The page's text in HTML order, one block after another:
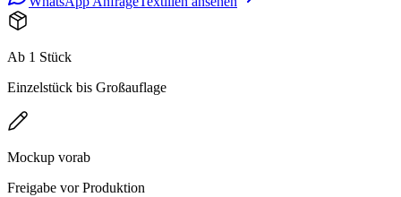
Ab 1 Stück
Einzelstück bis Großauflage
Mockup vorab
Freigabe vor Produktion